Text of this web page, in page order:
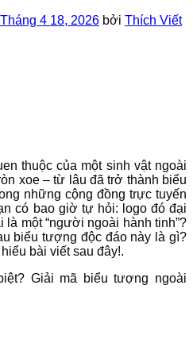
Tháng 4 18, 2026 bởi Thích Viết
thuộc của một sinh vật ngoài
xoe – từ lâu đã trở thành biểu
những cộng đồng trực tuyến
có bao giờ tự hỏi: logo đó đại
một “người ngoài hành tinh”?
biểu tượng độc đáo này là gì?
bài viết sau đây!.